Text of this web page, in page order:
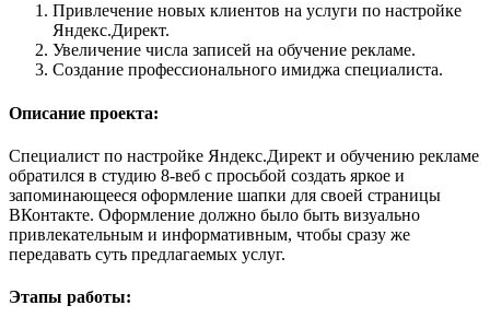
Привлечение новых клиентов на услуги по настройке
Яндекс.Директ.
Увеличение числа записей на обучение рекламе.
Создание профессионального имиджа специалиста.
Описание проекта:
Специалист по настройке Яндекс.Директ и обучению рекламе
обратился в студию 8-веб с просьбой создать яркое и
запоминающееся оформление шапки для своей страницы
ВКонтакте. Оформление должно было быть визуально
привлекательным и информативным, чтобы сразу же
передавать суть предлагаемых услуг.
Этапы работы: